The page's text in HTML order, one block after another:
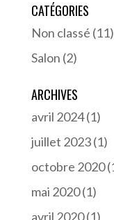
CATÉGORIES
Non classé (11)
Salon (2)
ARCHIVES
avril 2024(1)
juillet 2023(1)
octobre 2020
mai 2020(1)
avril 2020(1)